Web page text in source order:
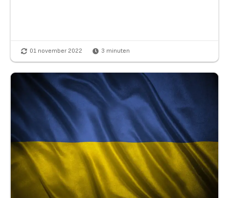
01 november 2022 3 minuten